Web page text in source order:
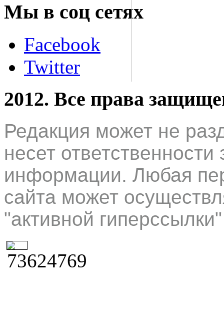
Мы в соц сетях
Facebook
Twitter
2012. Все права
Редакция может не
несет
информации. Любая
сайта может
"активной